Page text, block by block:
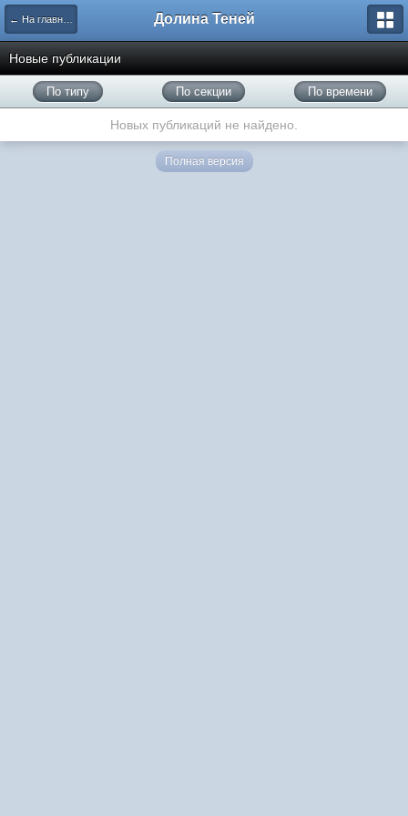
← На главную Долина Теней
Новые публикации
По типу По секции По времени
Новых публикаций не найдено.
Полная версия